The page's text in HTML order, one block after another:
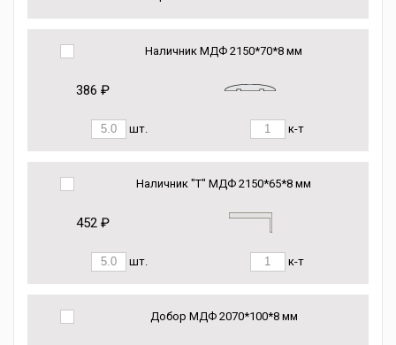
Наличник МДФ 2150*70*8 мм
386 ₽
шт. к-т
Наличник "Т" МДФ 2150*65*8 мм
452 ₽
шт. к-т
Добор МДФ 2070*100*8 мм